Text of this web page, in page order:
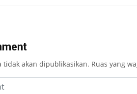
tidak akan dipublikasikan. Ruas yang